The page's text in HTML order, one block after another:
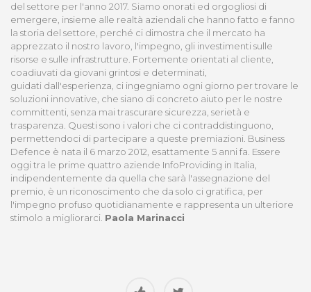
del settore per l'anno 2017. Siamo onorati ed orgogliosi di
emergere, insieme alle realtà aziendali che hanno fatto e fanno
la storia del settore, perché ci dimostra che il mercato ha
apprezzato il nostro lavoro, l'impegno, gli investimenti sulle
risorse e sulle infrastrutture. Fortemente orientati al cliente,
coadiuvati da giovani grintosi e determinati,
guidati dall'esperienza, ci ingegniamo ogni giorno per trovare le
soluzioni innovative, che siano di concreto aiuto per le nostre
committenti, senza mai trascurare sicurezza, serietà e
trasparenza. Questi sono i valori che ci contraddistinguono,
permettendoci di partecipare a queste premiazioni. Business
Defence è nata il 6 marzo 2012, esattamente 5 anni fa. Essere
oggi tra le prime quattro aziende InfoProviding in Italia,
indipendentemente da quella che sarà l'assegnazione del
premio, è un riconoscimento che da solo ci gratifica, per
l'impegno profuso quotidianamente e rappresenta un ulteriore
stimolo a migliorarci. Paola Marinacci